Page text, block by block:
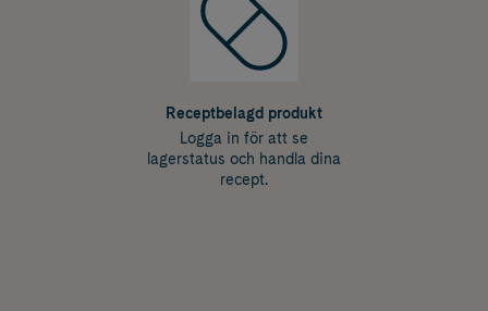
Receptbelagd produkt
Logga in för att se
lagerstatus och handla dina
recept.